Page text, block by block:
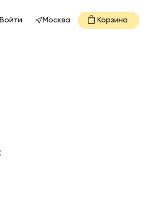
Войти Москва Корзина